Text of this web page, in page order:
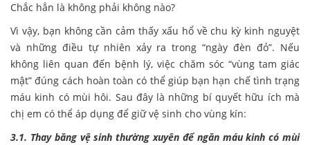
Chắc hẳn là không phải không nào?
Vì vậy, bạn không cần cảm thấy xấu hổ về chu kỳ kinh nguyệt
và những điều tự nhiên xảy ra trong “ngày đèn đỏ”. Nếu
không liên quan đến bệnh lý, việc chăm sóc “vùng tam giác
mật” đúng cách hoàn toàn có thể giúp bạn hạn chế tình trạng
máu kinh có mùi hôi. Sau đây là những bí quyết hữu ích mà
chị em có thể áp dụng để giữ vệ sinh cho vùng kín:
3.1. Thay băng vệ sinh thường xuyên để ngăn máu kinh có mùi